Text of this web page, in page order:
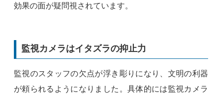
効果の面が疑問視されています。
監視カメラはイタズラの抑止力
監視のスタッフの欠点が浮き彫りになり、文明の利器
が頼られるようになりました。具体的には監視カメラ